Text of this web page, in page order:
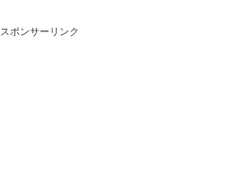
スポンサーリンク